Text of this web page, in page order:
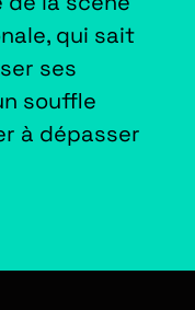
qui sait
ses
souffle
à dépasser